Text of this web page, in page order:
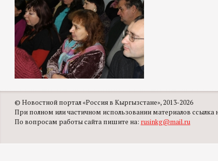
© Новостной портал «Россия в Кыргызстане», 2013-2026
При полном или частичном использовании материалов ссылка
По вопросам работы сайта пишите на: rusinkg@mail.ru